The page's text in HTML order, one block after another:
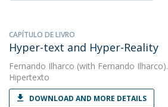
CAPÍTULO DE LIVRO
Hyper-text and Hyper-Reality
Fernando Ilharco (with Fernando
Hipertexto
DOWNLOAD AND MORE DETAILS